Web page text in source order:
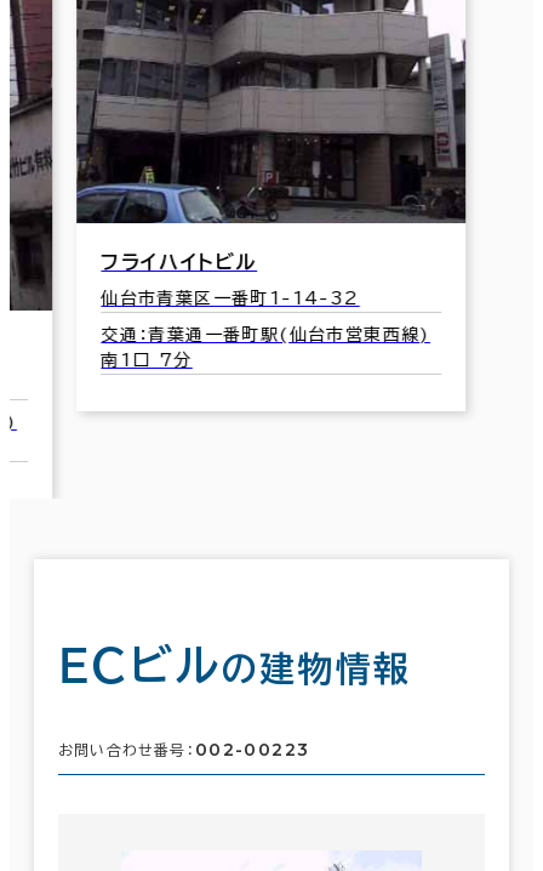
)
フライハイトビル
仙台市青葉区一番町1-14-32
交通：青葉通一番町駅(仙台市営東西線)
南1口 7分
ＥＣビルの建物情報
お問い合わせ番号： 002-00223